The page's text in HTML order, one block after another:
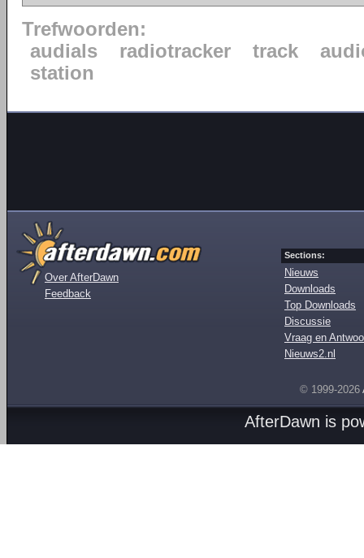
Trefwoorden:
audials
radiotracker track
station
Over AfterDawn
Feedback
Sections:
Nieuws
Downloads
Top Downloads
Discussie
Vraag en
Nieuws2.nl
© 1999-2026
AfterDawn is